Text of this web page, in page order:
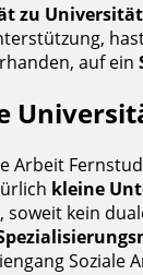
zu Universität
auf ein
Arbeit
kleine
soweit kein
Soziale